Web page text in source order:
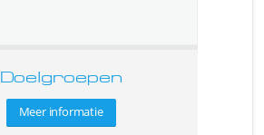
Doelgroepen
Meer informatie